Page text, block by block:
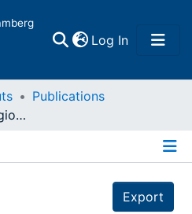
Log In(current)
Publications
Gärtner, Claudia, Religionsunterricht - ein Auslaufmodell? : Begründungen und Grundlagen religiöser Bildung in der Schule / Claudia Gärtner. - (Religionspädagogik in pluraler Gesellschaft ; 19): Paderborn, 2015
Export